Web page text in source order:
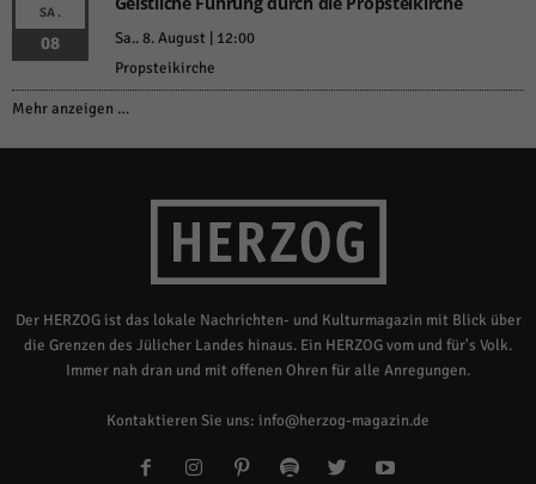
SA.
08
Sa.. 8. August | 12:00
Propsteikirche
Mehr anzeigen …
Der HERZOG ist das lokale Nachrichten- und Kulturmagazin mit Blick über
die Grenzen des Jülicher Landes hinaus. Ein HERZOG vom und für's Volk.
Immer nah dran und mit offenen Ohren für alle Anregungen.
Kontaktieren Sie uns: info@herzog-magazin.de